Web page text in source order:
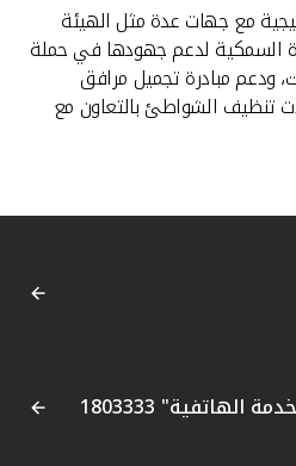
مع جهات عدة مثل الهيئة
السمكية لدعم جهودها في حملة
ودعم مبادرة تجميل مرافق
تنظيف الشواطئ بالتعاون مع